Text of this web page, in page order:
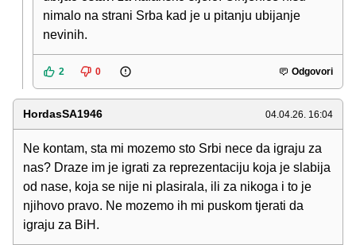
nimalo na strani Srba kad je u pitanju ubijanje
nevinih.
2 0 Odgovori
HordasSA1946 04.04.26. 16:04
Ne kontam, sta mi mozemo sto Srbi nece da igraju za
nas? Draze im je igrati za reprezentaciju koja je slabija
od nase, koja se nije ni plasirala, ili za nikoga i to je
njihovo pravo. Ne mozemo ih mi puskom tjerati da
igraju za BiH.